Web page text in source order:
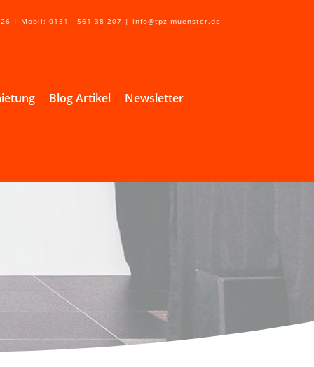
| Mobil: 0151 - 561 38 207 | info@tpz-muenster.de
Blog Artikel Newsletter